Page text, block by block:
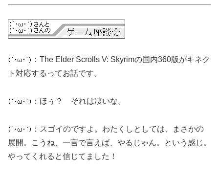
：The Elder Scrolls V: Skyrimの国内360版がキネク
ト対応するってお話です。
：ほぅ？ それは凄いな。
：スゴイのですよ。わたくしとしては、まさかの
展開。こうね、一言で言えば、やるじゃん。という感じ。
やってくれると信じてました！